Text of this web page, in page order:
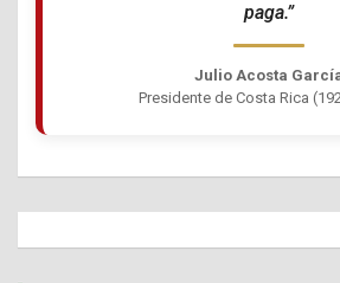
paga.”
Julio Acosta
Presidente de Costa Rica